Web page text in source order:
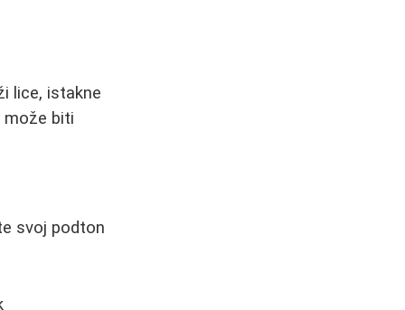
lice, istakne
može biti
svoj podton